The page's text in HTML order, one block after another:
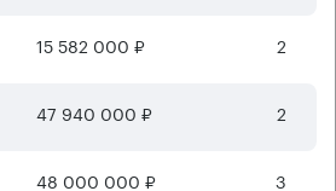
15 582 000 ₽ 2
47 940 000 ₽ 2
48 000 000 ₽ 3